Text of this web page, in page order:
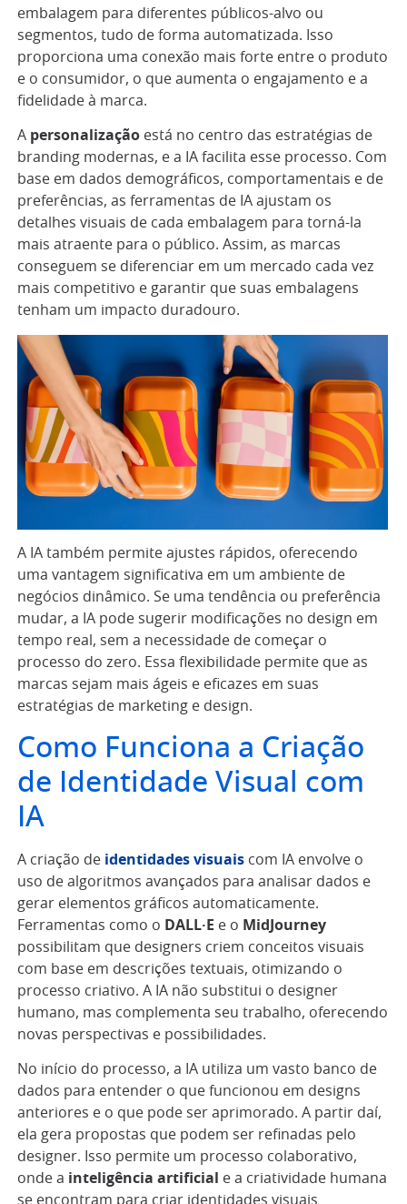
embalagem para diferentes públicos-alvo ou
segmentos, tudo de forma automatizada. Isso
proporciona uma conexão mais forte entre o produto
e o consumidor, o que aumenta o engajamento e a
fidelidade à marca.
A personalização está no centro das estratégias de
branding modernas, e a IA facilita esse processo. Com
base em dados demográficos, comportamentais e de
preferências, as ferramentas de IA ajustam os
detalhes visuais de cada embalagem para torná-la
mais atraente para o público. Assim, as marcas
conseguem se diferenciar em um mercado cada vez
mais competitivo e garantir que suas embalagens
tenham um impacto duradouro.
A IA também permite ajustes rápidos, oferecendo
uma vantagem significativa em um ambiente de
negócios dinâmico. Se uma tendência ou preferência
mudar, a IA pode sugerir modificações no design em
tempo real, sem a necessidade de começar o
processo do zero. Essa flexibilidade permite que as
marcas sejam mais ágeis e eficazes em suas
estratégias de marketing e design.
Como Funciona a Criação
de Identidade Visual com
IA
A criação de identidades visuais com IA envolve o
uso de algoritmos avançados para analisar dados e
gerar elementos gráficos automaticamente.
Ferramentas como o DALL·E e o MidJourney
possibilitam que designers criem conceitos visuais
com base em descrições textuais, otimizando o
processo criativo. A IA não substitui o designer
humano, mas complementa seu trabalho, oferecendo
novas perspectivas e possibilidades.
No início do processo, a IA utiliza um vasto banco de
dados para entender o que funcionou em designs
anteriores e o que pode ser aprimorado. A partir daí,
ela gera propostas que podem ser refinadas pelo
designer. Isso permite um processo colaborativo,
onde a inteligência artificial
e a criatividade humana
se encontram para criar identidades visuais